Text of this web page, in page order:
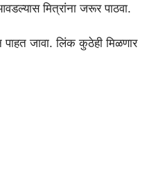
मित्रांना जरूर पाठवा.
जावा. लिंक कुठेही मिळणार